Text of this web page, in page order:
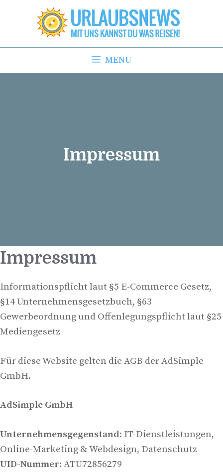
MENU
Impressum
Impressum
Informationspflicht laut §5 E-Commerce Gesetz,
§14 Unternehmensgesetzbuch, §63
Gewerbeordnung und Offenlegungspflicht laut §25
Mediengesetz
Für diese Website gelten die AGB der AdSimple
GmbH.
AdSimple GmbH
Unternehmensgegenstand: IT-Dienstleistungen,
Online-Marketing & Webdesign, Datenschutz
UID-Nummer: ATU72856279